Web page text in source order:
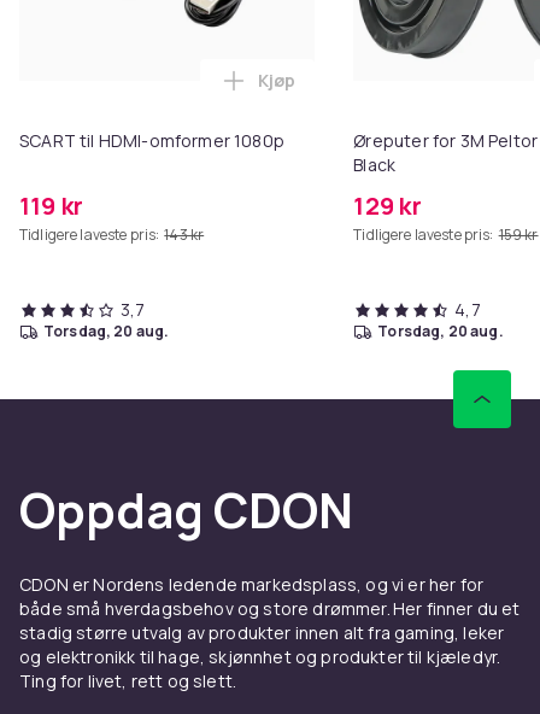
SCART til HDMI-omformer 1080p
119 kr
Tidligere laveste pris: 143 kr
Legg SCART til HDMI-omformer
Kjøp
3,7
torsdag, 20 aug.
Øreputer for 3M Peltor
Black
129 kr
Tidligere laveste pris: 159 kr
4,7
torsdag, 20 aug.
Oppdag CDON
CDON er Nordens ledende markedsplass, og vi er her for
både små hverdagsbehov og store drømmer. Her finner du et
stadig større utvalg av produkter innen alt fra gaming, leker
og elektronikk til hage, skjønnhet og produkter til kjæledyr.
Ting for livet, rett og slett.